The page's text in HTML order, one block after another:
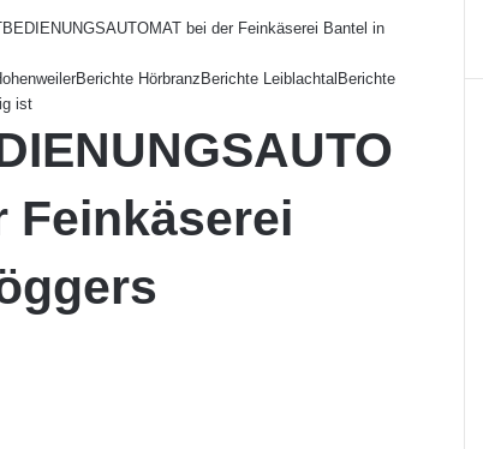
bei der Feinkäserei Bantel in
Berichte Hörbranz Berichte Leiblachtal Berichte
ist
Feinkäserei